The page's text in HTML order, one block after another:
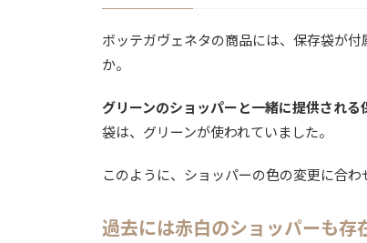
ボッテガヴェネタの商品には、保存袋が
か。
グリーンのショッパーと一緒に提供される
袋は、グリーンが使われていました。
このように、ショッパーの色の変更に合
過去には赤白のショッパーも存